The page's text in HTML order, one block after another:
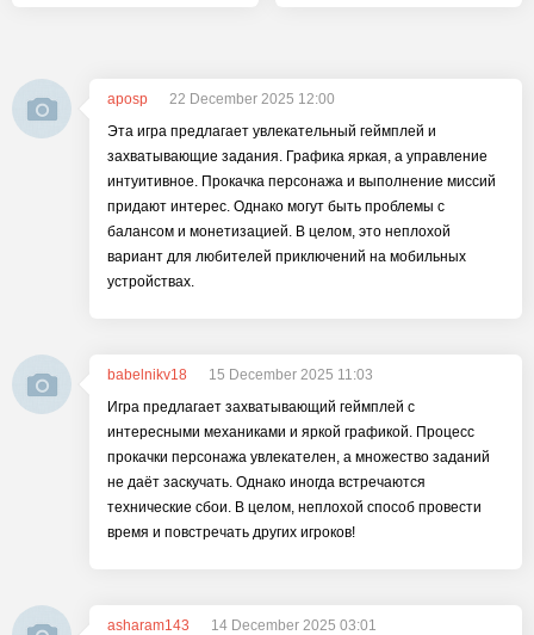
aposp
22 December 2025 12:00
Эта игра предлагает увлекательный геймплей и
захватывающие задания. Графика яркая, а управление
интуитивное. Прокачка персонажа и выполнение миссий
придают интерес. Однако могут быть проблемы с
балансом и монетизацией. В целом, это неплохой
вариант для любителей приключений на мобильных
устройствах.
babelnikv18
15 December 2025 11:03
Игра предлагает захватывающий геймплей с
интересными механиками и яркой графикой. Процесс
прокачки персонажа увлекателен, а множество заданий
не даёт заскучать. Однако иногда встречаются
технические сбои. В целом, неплохой способ провести
время и повстречать других игроков!
asharam143
14 December 2025 03:01